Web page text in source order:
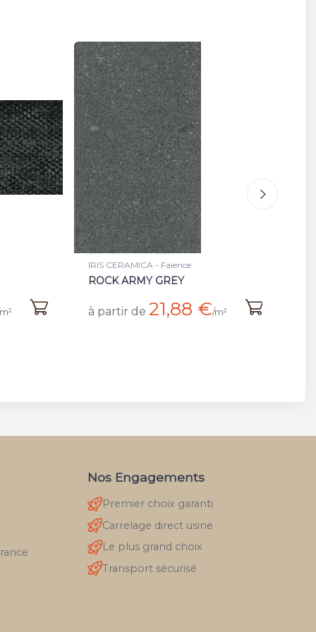
IRIS CERAMICA - Faience
ARMY GLAZE GREY BRIILANT
à partir de 22,68 €/m²
Nos Engagements
Premier choix garanti
Carrelage direct usine
Le plus grand choix
Transport sécurisé